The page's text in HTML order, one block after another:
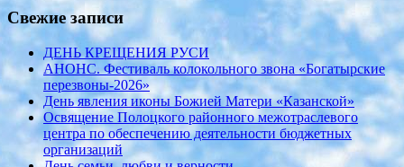
Свежие записи
ДЕНЬ КРЕЩЕНИЯ РУСИ
АНОНС. Фестиваль колокольного звона «Богатырские
перезвоны-2026»
День явления иконы Божией Матери «Казанской»
Освящение Полоцкого районного межотраслевого
центра по обеспечению деятельности бюджетных
организаций